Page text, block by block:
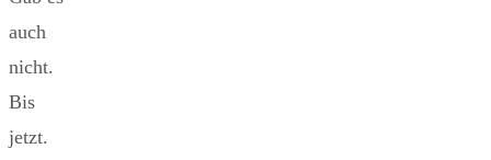
auch
nicht.
Bis
jetzt.